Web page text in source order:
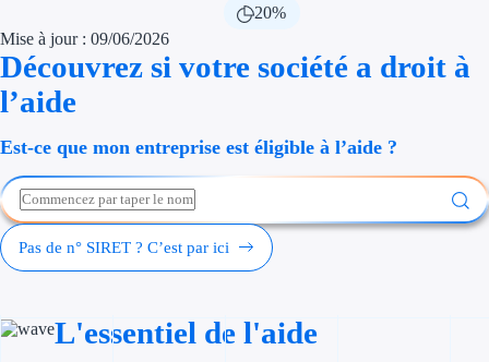
Création
Cession
Type de financements
20%
Mise à jour : 09/06/2026
Découvrez si votre société a droit à
l’aide
Est-ce que mon entreprise est éligible à l’aide ?
Pas de n° SIRET ? C’est par ici
L'essentiel de l'aide